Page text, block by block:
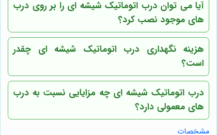
آیا می توان درب اتوماتیک شیشه ای را بر روی درب
های موجود نصب کرد؟
هزینه نگهداری درب اتوماتیک شیشه ای چقدر
است؟
درب اتوماتیک شیشه ای چه مزایایی نسبت به درب
های معمولی دارد؟
مشخصات